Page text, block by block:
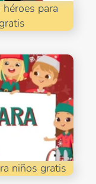
para
niños gratis